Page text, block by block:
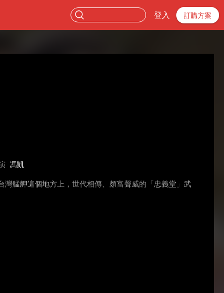
登入 訂購方案
馮凱
艋舺這個地方上，世代相傳、頗富聲威的「忠義堂」武